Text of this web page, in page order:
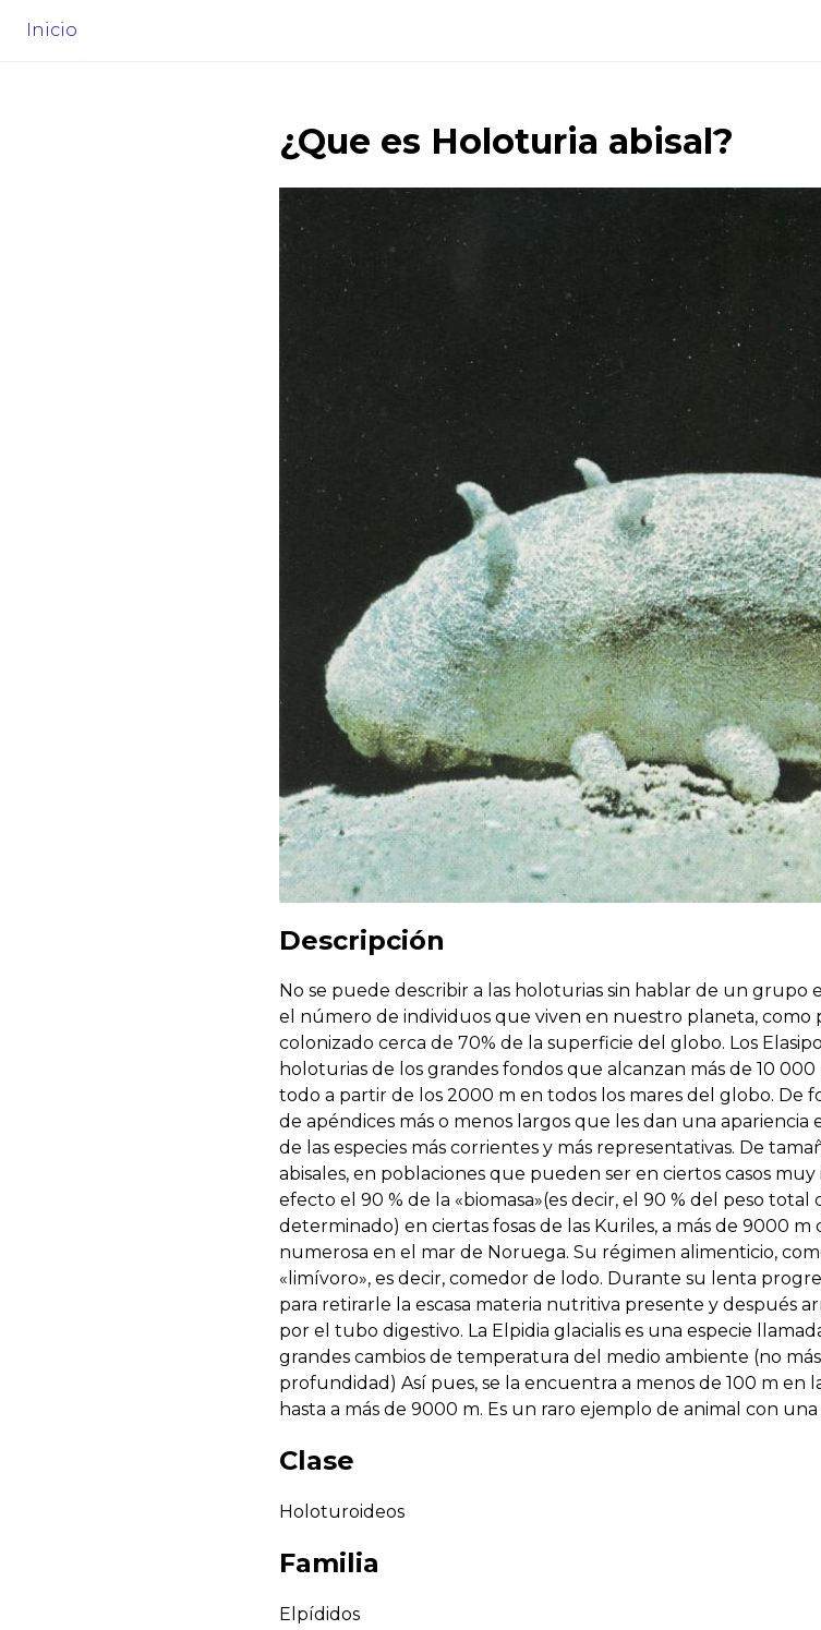
Inicio
¿Que es Holoturia abisal?
Descripción
No se puede describir a las holoturias sin hablar de un
el número de individuos que viven en nuestro planeta, como
colonizado cerca de 70% de la superficie del globo. Los
holoturias de los grandes fondos que alcanzan más de 10
todo a partir de los 2000 m en todos los mares del globo. De
de apéndices más o menos largos que les dan una apariencia
de las especies más corrientes y más representativas. De
abisales, en poblaciones que pueden ser en ciertos casos
efecto el 90 % de la «biomasa»(es decir, el 90 % del peso
determinado) en ciertas fosas de las Kuriles, a más de 9000
numerosa en el mar de Noruega. Su régimen alimenticio,
«limívoro», es decir, comedor de lodo. Durante su lenta
para retirarle la escasa materia nutritiva presente y después
por el tubo digestivo. La Elpidia glacialis es una especie
grandes cambios de temperatura del medio ambiente (no más
profundidad) Así pues, se la encuentra a menos de 100 m en
hasta a más de 9000 m. Es un raro ejemplo de animal con
Clase
Holoturoideos
Familia
Elpídidos